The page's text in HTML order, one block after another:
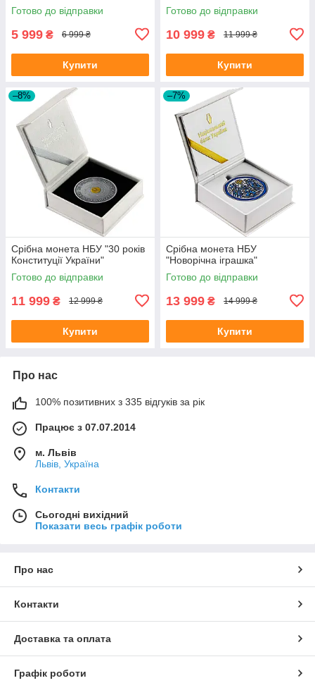
Готово до відправки
5 999 ₴ 6 999 ₴
Купити
Готово до відправки
10 999 ₴ 11 999 ₴
Купити
–8%
Срібна монета НБУ "30 років
Конституції України"
Готово до відправки
11 999 ₴ 12 999 ₴
Купити
–7%
Срібна монета НБУ
"Новорічна іграшка"
Готово до відправки
13 999 ₴ 14 999 ₴
Купити
Про нас
100% позитивних з 335 відгуків за рік
Працює з 07.07.2014
м. Львів
Львів, Україна
Контакти
Сьогодні вихідний
Показати весь графік роботи
Про нас
Контакти
Доставка та оплата
Графік роботи